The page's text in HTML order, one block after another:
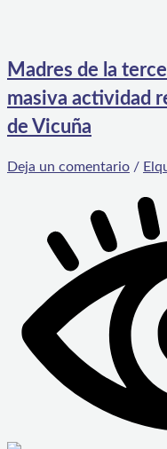
Madres de la
masiva actividad
de Vicuña
Deja un comentario /